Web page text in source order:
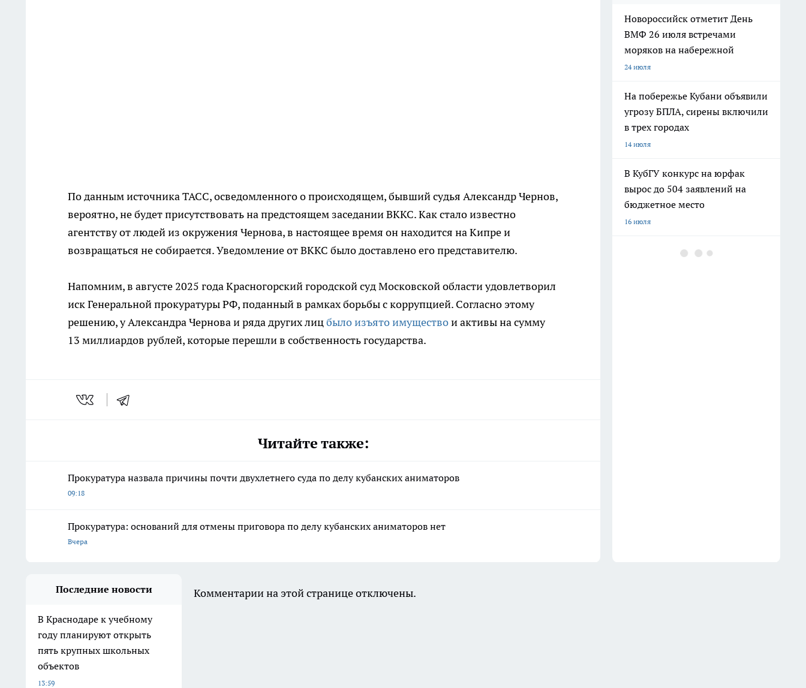
По данным источника ТАСС, осведомленного о происходящем, бывший судья Александр Чернов,
вероятно, не будет присутствовать на предстоящем заседании ВККС. Как стало известно
агентству от людей из окружения Чернова, в настоящее время он находится на Кипре и
возвращаться не собирается. Уведомление от ВККС было доставлено его представителю.
Напомним, в августе 2025 года Красногорский городской суд Московской области удовлетворил
иск Генеральной прокуратуры РФ, поданный в рамках борьбы с коррупцией. Согласно этому
решению, у Александра Чернова и ряда других лицбыло изъято имуществои активы на сумму
13 миллиардов рублей, которые перешли в собственность государства.
Читайте также:
Прокуратура назвала причины почти двухлетнего суда по делу кубанских аниматоров
09:18
Прокуратура: оснований для отмены приговора по делу кубанских аниматоров нет
Вчера
Новороссийск отметит День
ВМФ 26 июля встречами
моряков на набережной
24 июля
На побережье Кубани объявили
угрозу БПЛА, сирены включили
в трех городах
14 июля
В КубГУ конкурс на юрфак
вырос до 504 заявлений на
бюджетное место
16 июля
Последние новости
В Краснодаре к учебному
году планируют открыть
пять крупных школьных
объектов
13:59
Комментарии на этой странице отключены.